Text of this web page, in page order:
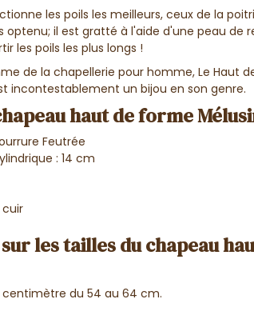
les poils les meilleurs, ceux de la
optenu; il est gratté à l'aide d'une peau de
les poils les plus longs !
de la chapellerie pour homme, Le Haut
incontestablement un bijou en son genre.
haut de forme
Feutrée
: 14 cm
les tailles du chapeau
centimètre du 54 au 64 cm.